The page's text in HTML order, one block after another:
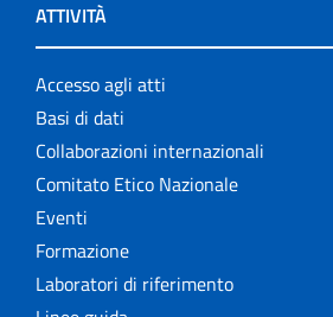
ATTIVITÀ
Accesso agli atti
Basi di dati
Collaborazioni internazionali
Comitato Etico Nazionale
Eventi
Formazione
Laboratori di riferimento